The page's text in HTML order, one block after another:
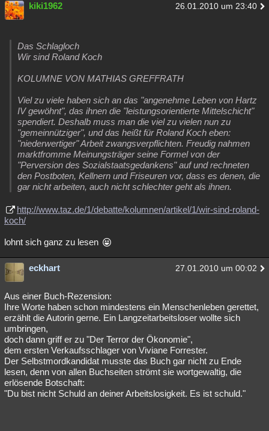
kiki1962 26.01.2010 um 23:40
Das Schlagloch
Wir sind Roland Koch
KOLUMNE VON MATHIAS GREFFRATH
Viel zu viele haben sich an das "angenehme Leben von Hartz
IV gewöhnt", das ihnen die "leistungsorientierte Mittelschicht"
spendiert. Deshalb muss man die viel zu vielen nun zu
"gemeinnütziger", und das heißt für Roland Koch eben:
"niederwertiger" Arbeit zwangsverpflichten. Freudig nahmen
marktfromme Meinungsträger seine Formel von der
"Perversion des Sozialstaatsgedankens" auf und rechneten
den Postboten, Kellnern und Friseuren vor, dass es denen, die
gar nicht arbeiten, auch nicht schlechter geht als ihnen.
http://www.taz.de/1/debatte/kolumnen/artikel/1/wir-sind-roland-
koch/
lohnt sich ganz zu lesen
eckhart 27.01.2010 um 00:02
Aus einer Buch-Rezension:
Ihre Worte haben schon mindestens ein Menschenleben gerettet,
erzählt die Autorin gerne. Ein Langzeitarbeitsloser wollte sich
umbringen,
doch dann griff er zu "Der Terror der Ökonomie",
dem ersten Verkaufsschlager von Viviane Forrester.
Der Selbstmordkandidat musste das Buch gar nicht zu Ende
lesen, denn von allen Buchseiten strömt sie wortgewaltig, die
erlösende Botschaft:
"Du bist nicht Schuld an deiner Arbeitslosigkeit. Es ist schuld."